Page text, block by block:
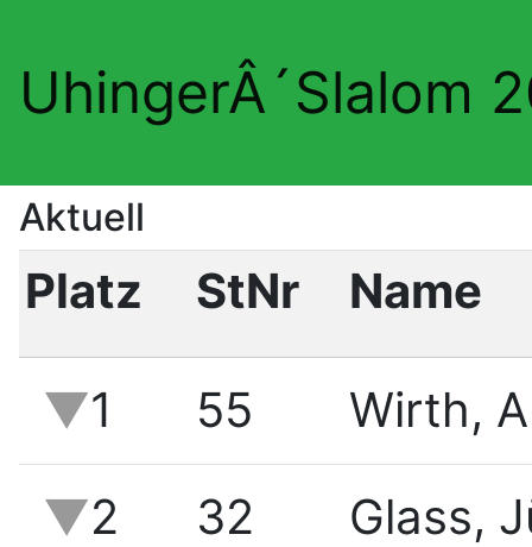
UhingerÂ´Slalom
Aktuell
Platz StNr Name
1 55
Wirth,
2
32
Glass,